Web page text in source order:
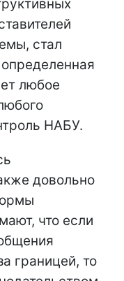
стал
любое
НАБУ.
довольно
что если
границей, то